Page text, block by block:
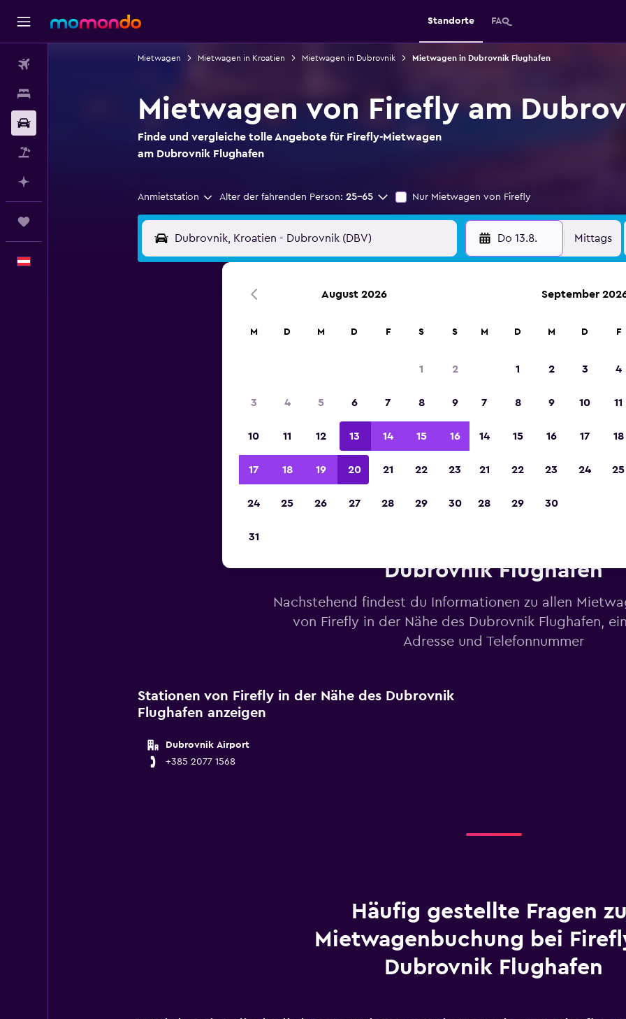
Standorte FAQ
Mietwagen Mietwagen in Kroatien Mietwagen in Dubrovnik Mietwagen in Dubrovnik Flughafen
Mietwagen von Firefly am
Finde und vergleiche tolle Angebote für Firefly-Mietwagen
am Dubrovnik Flughafen
Anmietstation Alter der fahrenden Person: 25-65 Nur Mietwagen von Firefly
Do 13.8. Mittags
Sieger 2023 gekürt
Dubrovnik Flughafen
Nachstehend findest du Informationen zu allen
von Firefly in der Nähe des Dubrovnik Flughafen,
Adresse und Telefonnummer
Stationen von Firefly in der Nähe des Dubrovnik
Flughafen anzeigen
Dubrovnik Airport
+385 2077 1568
Häufig gestellte Fragen
Mietwagenbuchung bei
Dubrovnik Flughafen
August 2026
M D M D F S S
1 2
3 4 5 6 7 8 9
10 11 12 13 14 15 16
17 18 19 20 21 22 23
24 25 26 27 28 29 30
31
September
M D M D F
1 2 3 4
7 8 9 10 11
14 15 16 17 18
21 22 23 24 25
28 29 30